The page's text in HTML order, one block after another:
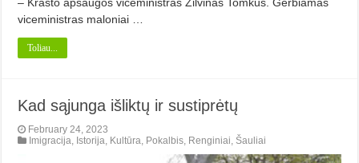
viceministras maloniai …
Toliau...
Kad sąjunga išliktų ir sustiprėtų
February 24, 2023
Imigracija, Istorija, Kultūra, Pokalbis, Renginiai, Šauliai